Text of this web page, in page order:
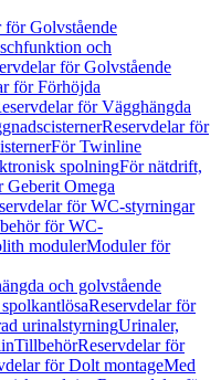
för Golvstående
och
för Golvstående
för Förhöjda
för Vägghängda
Reservdelar för
För Twinline
spolningFör nätdrift,
Geberit Omega
för WC-styrningar
för WC-
modulerModuler för
och golvstående
Reservdelar för
urinalstyrningUrinaler,
TillbehörReservdelar för
för Dolt montageMed